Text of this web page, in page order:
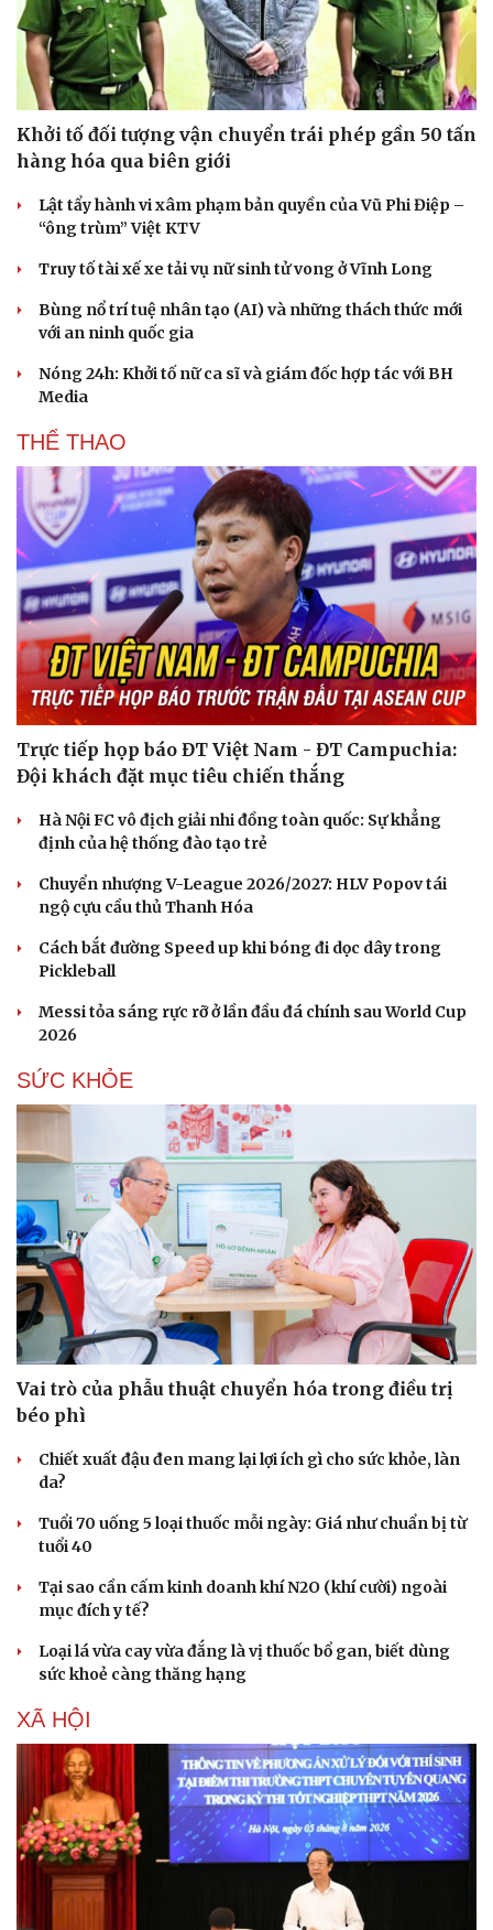
Cải chính
Khởi tố đối tượng vận chuyển trái phép gần 50 tấn
hàng hóa qua biên giới
Lật tẩy hành vi xâm phạm bản quyền của Vũ Phi Điệp –
“ông trùm” Việt KTV
Truy tố tài xế xe tải vụ nữ sinh tử vong ở Vĩnh Long
Bùng nổ trí tuệ nhân tạo (AI) và những thách thức mới
với an ninh quốc gia
Nóng 24h: Khởi tố nữ ca sĩ và giám đốc hợp tác với BH
Media
THỂ THAO
Trực tiếp họp báo ĐT Việt Nam - ĐT Campuchia:
Đội khách đặt mục tiêu chiến thắng
Hà Nội FC vô địch giải nhi đồng toàn quốc: Sự khẳng
định của hệ thống đào tạo trẻ
Chuyển nhượng V-League 2026/2027: HLV Popov tái
ngộ cựu cầu thủ Thanh Hóa
Cách bắt đường Speed up khi bóng đi dọc dây trong
Pickleball
Messi tỏa sáng rực rỡ ở lần đầu đá chính sau World Cup
2026
SỨC KHỎE
Vai trò của phẫu thuật chuyển hóa trong điều trị
béo phì
Chiết xuất đậu đen mang lại lợi ích gì cho sức khỏe, làn
da?
Tuổi 70 uống 5 loại thuốc mỗi ngày: Giá như chuẩn bị từ
tuổi 40
Tại sao cần cấm kinh doanh khí N2O (khí cười) ngoài
mục đích y tế?
Loại lá vừa cay vừa đắng là vị thuốc bổ gan, biết dùng
sức khoẻ càng thăng hạng
XÃ HỘI